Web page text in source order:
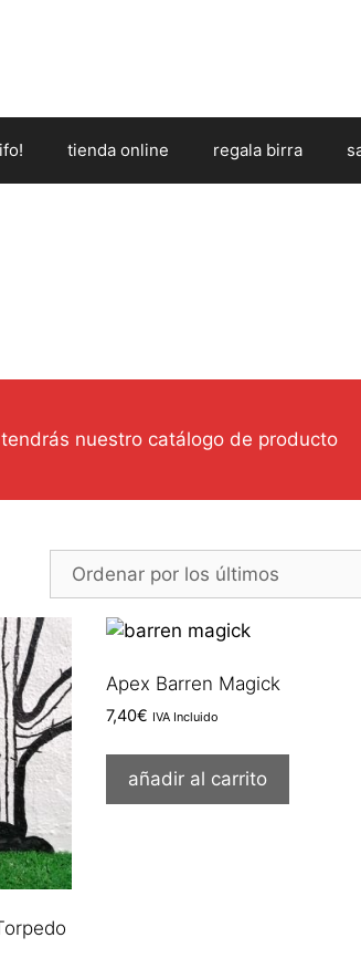
tienda online regala birra
nuestro catálogo de producto
Apex Barren Magick
7,40€ IVA Incluido
añadir al carrito